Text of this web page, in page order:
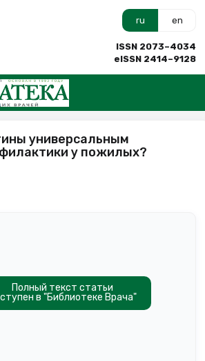
ru en
ISSN 2073–4034
eISSN 2414–9128
универсальным
у пожилых?
Полный текст статьи
в "Библиотеке Врача"